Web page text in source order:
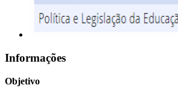
Informações
Objetivo